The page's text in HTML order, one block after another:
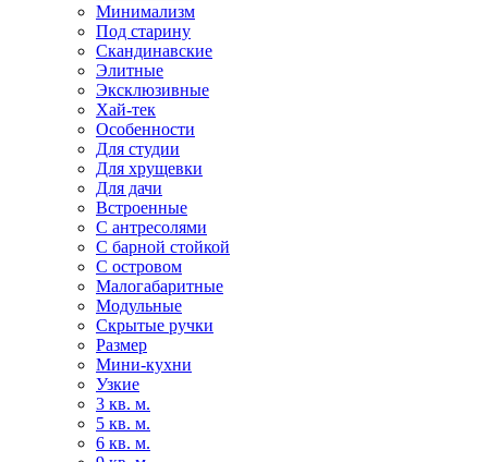
Минимализм
Под старину
Скандинавские
Элитные
Эксклюзивные
Хай-тек
Особенности
Для студии
Для хрущевки
Для дачи
Встроенные
С антресолями
С барной стойкой
С островом
Малогабаритные
Модульные
Скрытые ручки
Размер
Мини-кухни
Узкие
3 кв. м.
5 кв. м.
6 кв. м.